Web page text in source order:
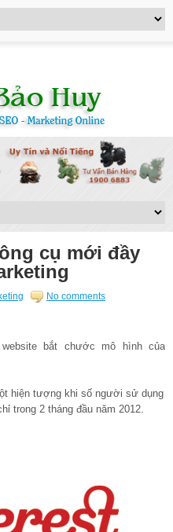
cụ mới đầy
No comments
bắt chước mô hình của
hiện tượng khi số người sử dụng
trong 2 tháng đầu năm 2012.